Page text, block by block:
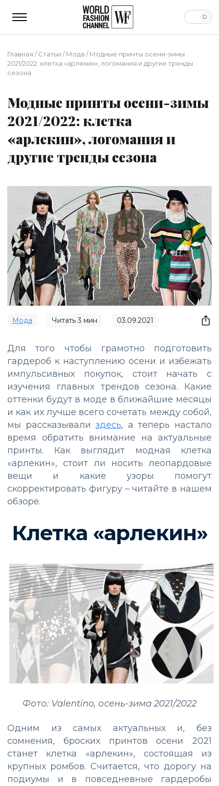
Главная /Статьи /Мода /Модные принты осени-зимы
2021/2022: клетка «арлекин», логомания и другие тренды
сезона
Модные принты осени-зимы
2021/2022: клетка
«арлекин», логомания и
другие тренды сезона
Мода Читать3 мин 03.09.2021
Для того чтобы грамотно подготовить
гардероб к наступлению осени и избежать
импульсивных покупок, стоит начать с
изучения главных трендов сезона. Какие
оттенки будут в моде в ближайшие месяцы
и как их лучше всего сочетать между собой,
мы рассказывализдесь, а теперь настало
время обратить внимание на актуальные
принты. Как выглядит модная клетка
«арлекин», стоит ли носить леопардовые
вещи и какие узоры помогут
скорректировать фигуру – читайте в нашем
обзоре.
Клетка «арлекин»
Фото: Valentino, осень-зима 2021/2022
Одним из самых актуальных и, без
сомнения, броских принтов осени 2021
станет клетка «арлекин», состоящая из
крупных ромбов. Считается, что дорогу на
подиумы и в повседневные гардеробы